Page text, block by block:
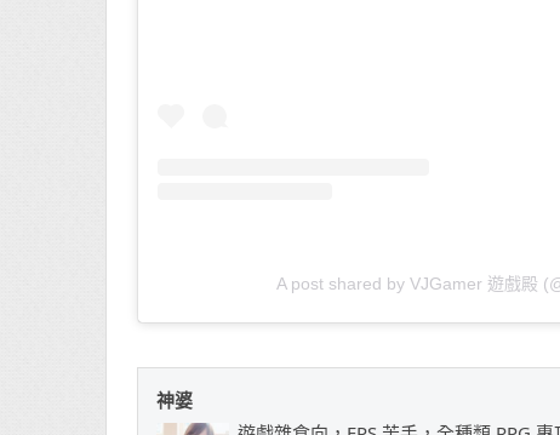
A post shared by VJGamer 遊戲殿
神婆